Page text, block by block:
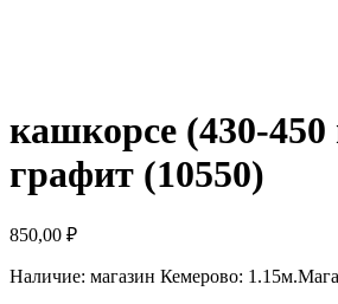
кашкорсе (430-
графит (10550)
850,00 ₽
Наличие: магазин Кемерово: 1.15м.